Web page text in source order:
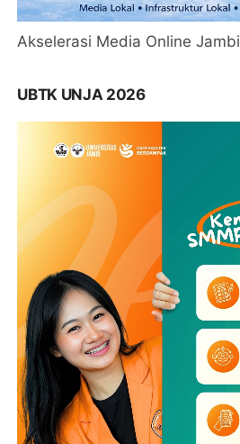
Akselerasi Media Online Jambi
UBTK UNJA 2026